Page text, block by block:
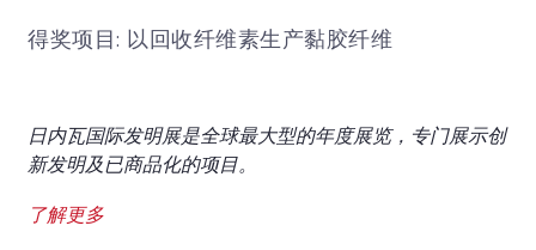
得奖项目: 以回收纤维素生产黏胶纤维
日内瓦国际发明展是全球最大型的年度展览，专门展示创
新发明及已商品化的项目。
了解更多